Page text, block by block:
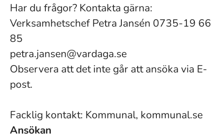
Har du frågor? Kontakta gärna:
Verksamhetschef Petra Jansén 0735-19 66
85
petra.jansen@vardaga.se
Observera att det inte går att ansöka via E-
post.
Facklig kontakt: Kommunal, kommunal.se
Ansökan